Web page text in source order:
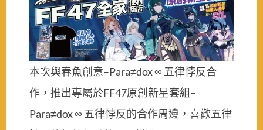
本次與春魚創意–Para≠dox ∞ 五律悖反合
作，推出專屬於FF47原創新星套組–
Para≠dox ∞ 五律悖反的合作周邊，喜歡五律